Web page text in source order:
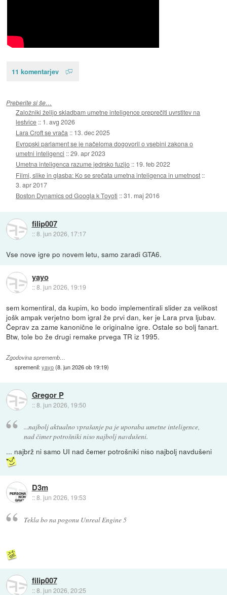
11 komentarjev
Preberite si še…
Založniki želijo skladbam umetne inteligence preprečiti uvrstitev na
lestvice :: 1. avg 2026
Lara Croft se vrača :: 13. dec 2025
Evropski parlament se je načeloma dogovoril o vsebini zakona o
umetni inteligenci ::29. apr 2023
Umetna inteligenca razume jedrsko fuzijo :: 19. feb 2022
Filmi, slike in glasba: Ko se srečata umetna inteligenca in umetnost ::
3. apr 2017
Boston Dynamics od Googla k Toyoti ::31. maj 2016
filip007
::8. jun 2026, 17:17
Vse nove igre po novem letu, samo zaradi GTA6.
yayo
::8. jun 2026, 19:19
sem komentiral, da kupim, ko bodo implementirali slider za velikost
jošk ampak verjetno bom igral že prvi dan, ker je Lara prva ljubav.
Čeprav za zame kanonične le originalne igre. Ostale so bolj fanart.
Btw, tole bo že drugi remake prvega TR iz 1995.
Zgodovina sprememb…
spremenil:yayo(8. jun 2026 ob 19:19)
Gregor P
::8. jun 2026, 19:50
...najbolj aktualno vprašanje pa je uporaba umetne inteligence,
nad čimer potrošniki niso najbolj navdušeni.
... najbrž ni samo UI nad čemer potrošniki niso najbolj navdušeni
D3m
::8. jun 2026, 19:53
Tekla bo na pogonu Unreal Engine 5
filip007
::8. jun 2026, 20:25